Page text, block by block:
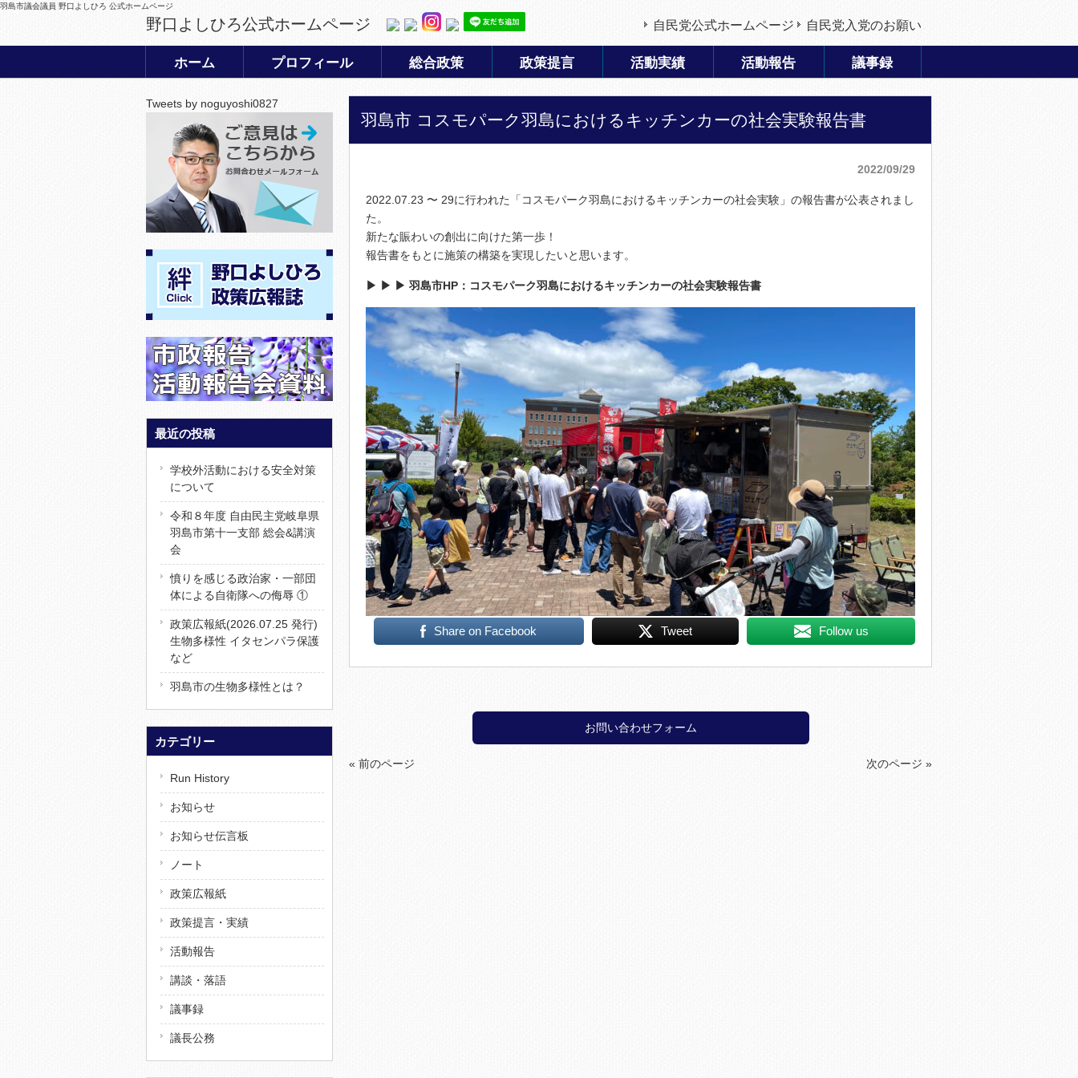
羽島市議会議員 野口よしひろ 公式ホームページ
野口よしひろ公式ホームページ 自民党公式ホームページ 自民党入党のお願い
ホーム プロフィール 総合政策 政策提言 活動実績 活動報告 議事録
羽島市 コスモパーク羽島におけるキッチンカーの社会実験報告書
2022/09/29
2022.07.23 〜 29に行われた「コスモパーク羽島におけるキッチンカーの社会実験」の報告書が公表されまし
た。
新たな賑わいの創出に向けた第一歩！
報告書をもとに施策の構築を実現したいと思います。
▶︎ ▶︎ ▶︎ 羽島市HP：コスモパーク羽島におけるキッチンカーの社会実験報告書
Share on Facebook Tweet Follow us
お問い合わせフォーム
« 前のページ 次のページ »
Tweets by noguyoshi0827
最近の投稿
学校外活動における安全対策
について
令和８年度 自由民主党岐阜県
羽島市第十一支部 総会&講演
会
憤りを感じる政治家・一部団
体による自衛隊への侮辱 ①
政策広報紙(2026.07.25 発行)
生物多様性 イタセンパラ保護
など
羽島市の生物多様性とは？
カテゴリー
Run History
お知らせ
お知らせ伝言板
ノート
政策広報紙
政策提言・実績
活動報告
講談・落語
議事録
議長公務